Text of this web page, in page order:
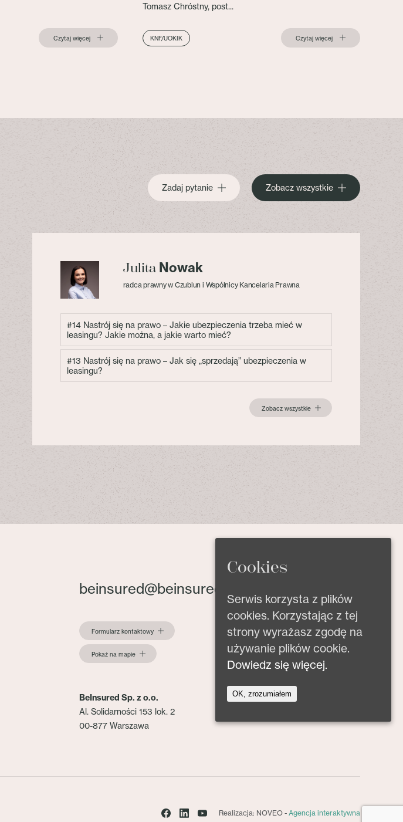
Czytaj więcej
Tomasz Chróstny, post...
KNF/UOKIK Czytaj więcej
Zadaj pytanie Zobacz wszystkie
Julita Nowak
radca prawny w Czublun i Wspólnicy Kancelaria Prawna
#14 Nastrój się na prawo – Jakie ubezpieczenia trzeba mieć w
leasingu? Jakie można, a jakie warto mieć?
#13 Nastrój się na prawo – Jak się „sprzedają” ubezpieczenia w
leasingu?
Zobacz wszystkie
beinsured@beinsured.pl
Formularz kontaktowy
Pokaż na mapie
BeInsured Sp. z o.o.
Al. Solidarności 153 lok. 2
00-877 Warszawa
Realizacja: NOVEO - Agencja interaktywna
Cookies
Serwis korzysta z plików
cookies. Korzystając z tej
strony wyrażasz zgodę na
używanie plików cookie.
Dowiedz się więcej.
OK, zrozumiałem